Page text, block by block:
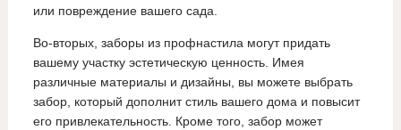
или повреждение вашего сада.
Во-вторых, заборы из профнастила могут придать
вашему участку эстетическую ценность. Имея
различные материалы и дизайны, вы можете выбрать
забор, который дополнит стиль вашего дома и повысит
его привлекательность. Кроме того, забор может